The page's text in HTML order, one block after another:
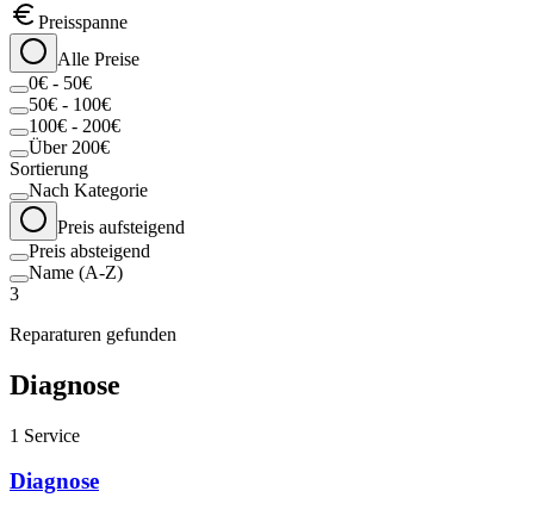
Preisspanne
Alle Preise
0€ - 50€
50€ - 100€
100€ - 200€
Über 200€
Sortierung
Nach Kategorie
Preis aufsteigend
Preis absteigend
Name (A-Z)
3
Reparaturen gefunden
Diagnose
1 Service
Diagnose